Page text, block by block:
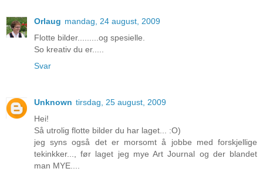
Orlaug mandag, 24 august, 2009
Flotte bilder.........og spesielle.
So kreativ du er.....
Svar
Unknown tirsdag, 25 august, 2009
Hei!
Så utrolig flotte bilder du har laget... :O)
jeg syns også det er morsomt å jobbe med forskjellige
tekinkker..., før laget jeg mye Art Journal og der blandet
man MYE....